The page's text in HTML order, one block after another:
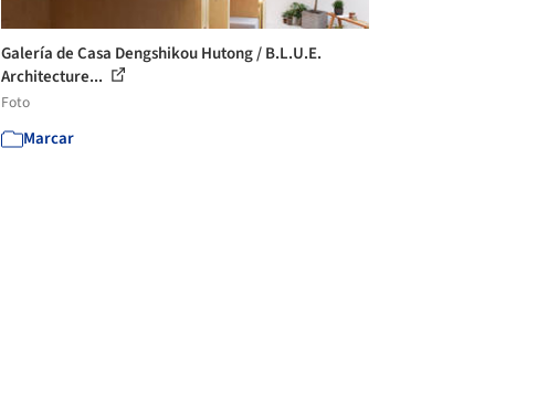
Galería de Casa Dengshikou Hutong / B.L.U.E.
Architecture...
Foto
Marcar